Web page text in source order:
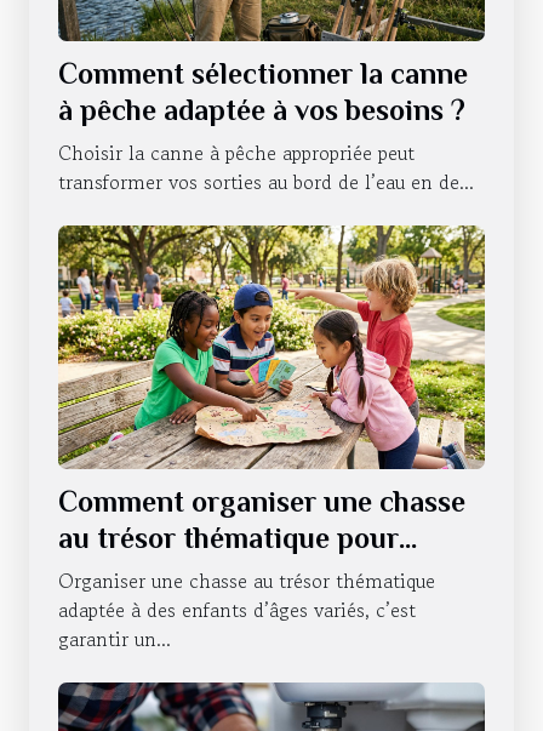
Comment sélectionner la canne
à pêche adaptée à vos besoins ?
Choisir la canne à pêche appropriée peut
transformer vos sorties au bord de l’eau en de...
Comment organiser une chasse
au trésor thématique pour
enfants de différents âges ?
Organiser une chasse au trésor thématique
adaptée à des enfants d’âges variés, c’est
garantir un...